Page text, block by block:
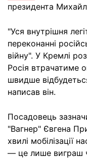
президента
"Уся внутрішня
переконанні
війну". У Кремлі
Росія втрачатиме
швидше
написав він.
Посадовець
"Вагнер" Євгена
хвилі мобілізації
— це лише виграш